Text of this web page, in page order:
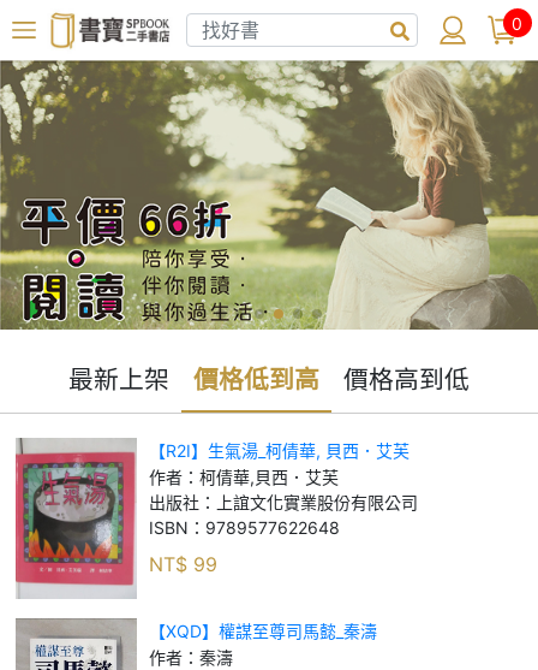
0
最新上架 價格低到高 價格高到低
【R2I】生氣湯_柯倩華, 貝西．艾芙
作者： 柯倩華,貝西．艾芙
出版社：
上誼文化實業股份有限公司
ISBN： 9789577622648
NT$ 99
【XQD】權謀至尊司馬懿_秦濤
作者： 秦濤